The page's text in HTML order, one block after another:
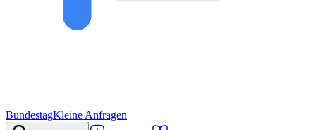
BundestagKleine Anfragen